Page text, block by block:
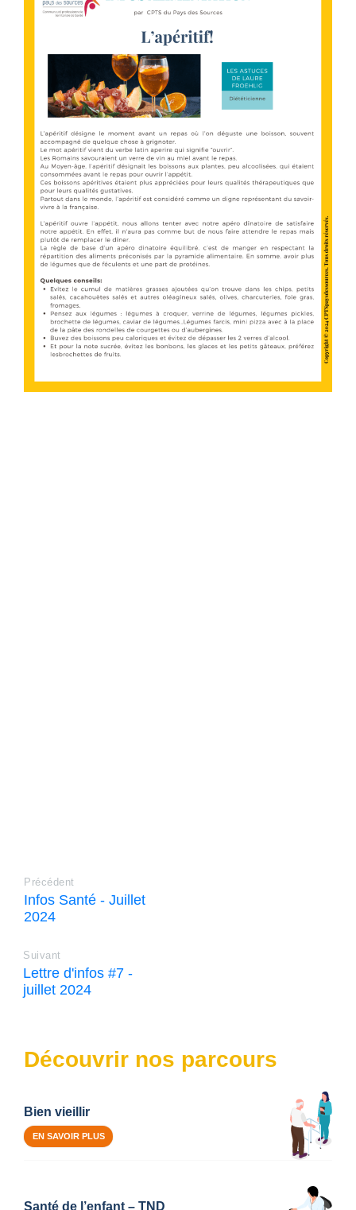
Précédent
Infos Santé - Juillet
2024
Suivant
Lettre d'infos #7 -
juillet 2024
Découvrir nos parcours
Bien vieillir
EN SAVOIR PLUS
Santé de l’enfant – TND